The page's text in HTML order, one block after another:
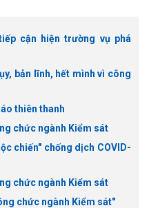
cận hiện trường vụ phá
bản lĩnh, hết mình vì công
thiên thanh
chức ngành Kiểm sát
chiến" chống dịch COVID-
chức ngành Kiểm sát
chức ngành Kiểm sát"